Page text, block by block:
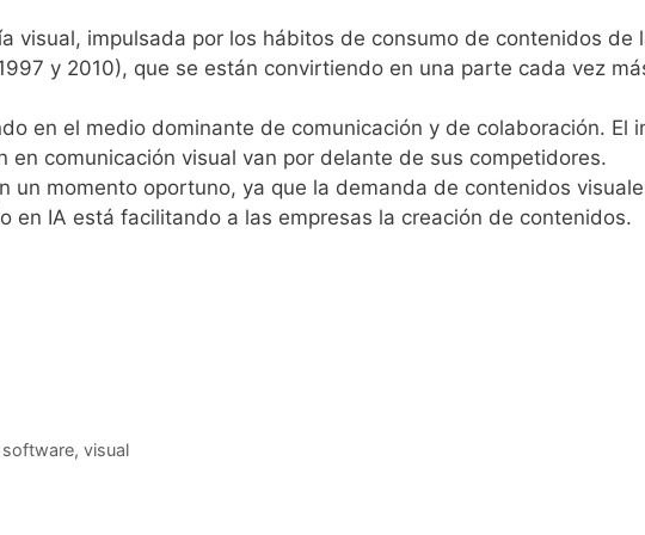
visual, impulsada por los hábitos de consumo de contenidos de
y 2010), que se están convirtiendo en una parte cada vez
en el medio dominante de comunicación y de colaboración. El
en comunicación visual van por delante de sus competidores.
un momento oportuno, ya que la demanda de contenidos
en IA está facilitando a las empresas la creación de contenidos.
software, visual